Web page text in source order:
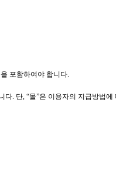
포함하여야 합니다.
. 단, “몰”은 이용자의 지급방법